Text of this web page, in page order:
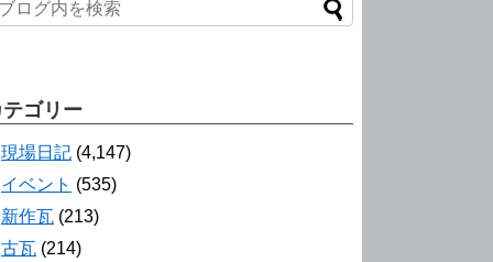
ゴリー
現場日記 (4,147)
イベント (535)
新作瓦 (213)
古瓦 (214)